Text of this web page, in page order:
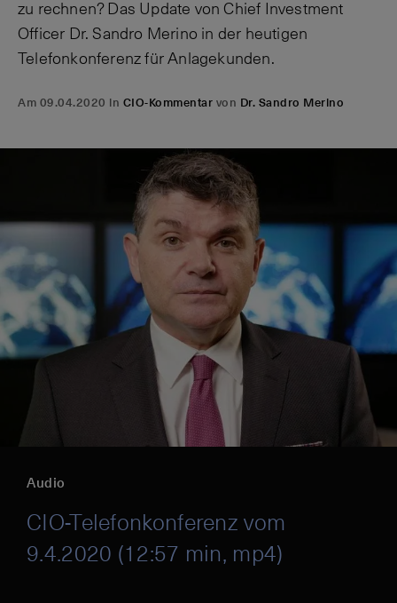
zu rechnen? Das Update von Chief Investment
Officer Dr. Sandro Merino in der heutigen
Telefonkonferenz für Anlagekunden.
Am 09.04.2020 in CIO-Kommentar von Dr. Sandro Merino
Audio
CIO-Telefonkonferenz vom
9.4.2020 (12:57 min, mp4)